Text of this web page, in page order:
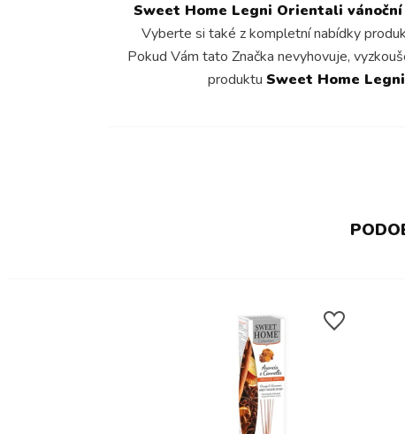
Sweet Home Legni Orientali
Vyberte si také z kompletní nabídky
Pokud Vám tato Značka nevyhovuje,
produktu Sweet Home